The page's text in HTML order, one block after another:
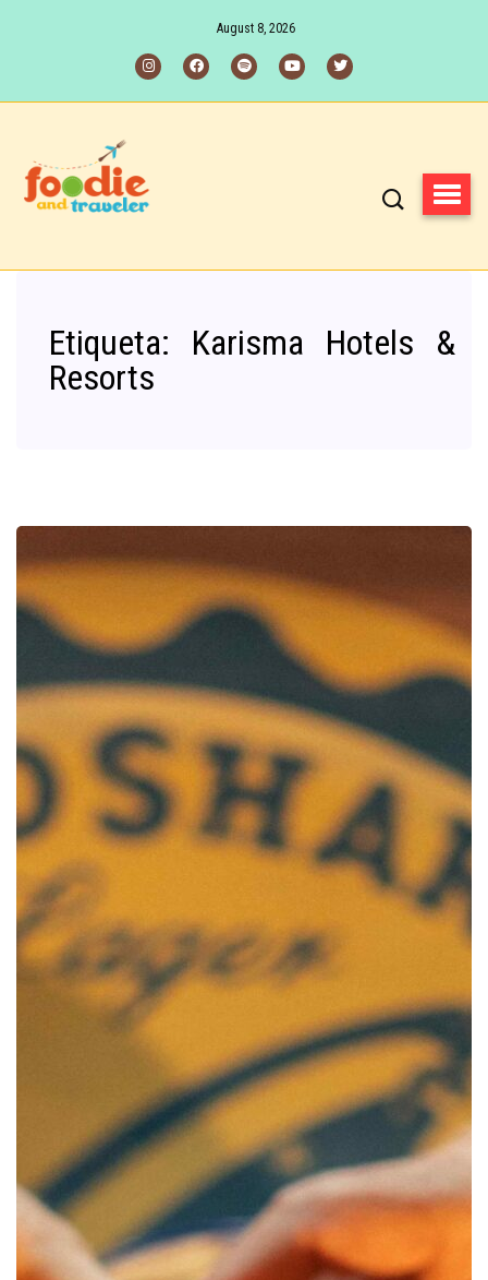
August 8, 2026
Etiqueta: Karisma Hotels &
Resorts